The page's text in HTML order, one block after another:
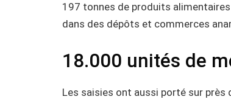
197 tonnes de produits
dans des dépôts et commerces
18.000 unités de
Les saisies ont aussi porté sur